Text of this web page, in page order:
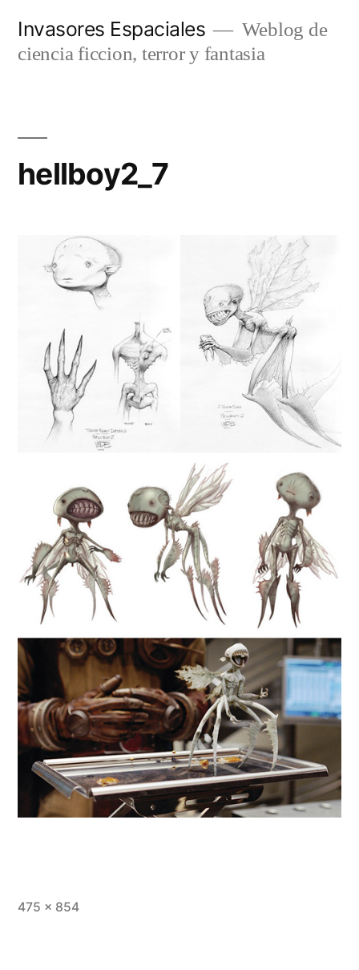
Invasores Espaciales
Weblog de
ciencia ficcion, terror y fantasia
hellboy2_7
Tamaño
475 × 854